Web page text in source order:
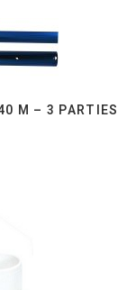
M – 3 PARTIES